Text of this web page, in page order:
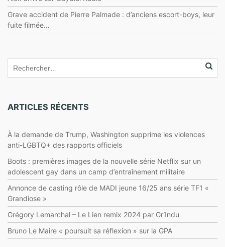
Grave accident de Pierre Palmade : d’anciens escort-boys, leur
fuite filmée…
ARTICLES RÉCENTS
À la demande de Trump, Washington supprime les violences
anti-LGBTQ+ des rapports officiels
Boots : premières images de la nouvelle série Netflix sur un
adolescent gay dans un camp d’entraînement militaire
Annonce de casting rôle de MADI jeune 16/25 ans série TF1 «
Grandiose »
Grégory Lemarchal – Le Lien remix 2024 par Gr1ndu
Bruno Le Maire « poursuit sa réflexion » sur la GPA